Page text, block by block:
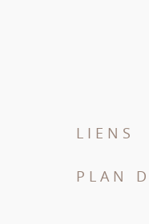
LIENS
PLAN